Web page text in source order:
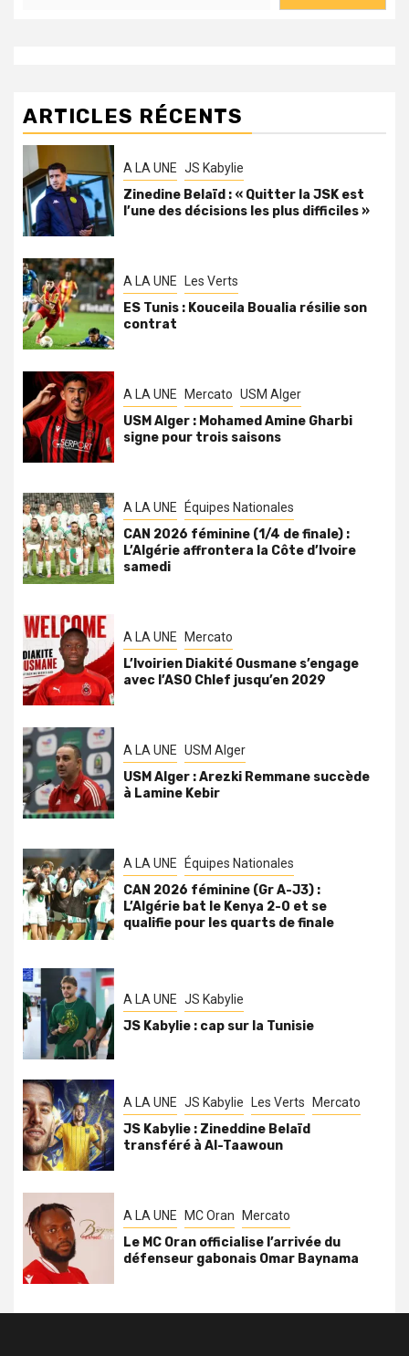
ARTICLES RÉCENTS
A LA UNE JS Kabylie
Zinedine Belaïd : « Quitter la JSK est
l’une des décisions les plus difficiles »
A LA UNE Les Verts
ES Tunis : Kouceila Boualia résilie son
contrat
A LA UNE Mercato USM Alger
USM Alger : Mohamed Amine Gharbi
signe pour trois saisons
A LA UNE Équipes Nationales
CAN 2026 féminine (1/4 de finale) :
L’Algérie affrontera la Côte d’Ivoire
samedi
A LA UNE Mercato
L’Ivoirien Diakité Ousmane s’engage
avec l’ASO Chlef jusqu’en 2029
A LA UNE USM Alger
USM Alger : Arezki Remmane succède
à Lamine Kebir
A LA UNE Équipes Nationales
CAN 2026 féminine (Gr A-J3) :
L’Algérie bat le Kenya 2-0 et se
qualifie pour les quarts de finale
A LA UNE JS Kabylie
JS Kabylie : cap sur la Tunisie
A LA UNE JS Kabylie Les Verts Mercato
JS Kabylie : Zineddine Belaïd
transféré à Al-Taawoun
A LA UNE MC Oran Mercato
Le MC Oran officialise l’arrivée du
défenseur gabonais Omar Baynama